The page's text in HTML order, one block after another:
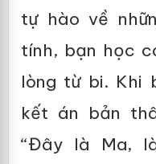
tự hào về
tính, bạn học
lòng từ bi. Khi
kết án bản
“Đây là Ma,